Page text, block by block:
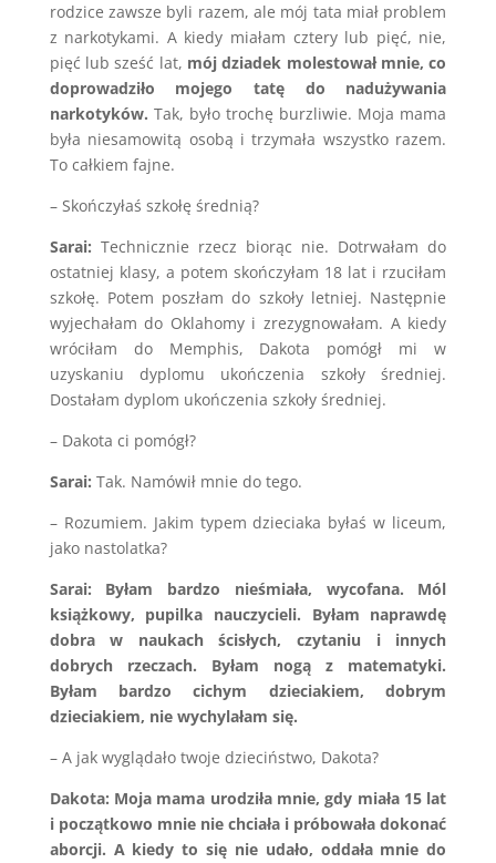
rodzice zawsze byli razem, ale mój tata miał problem
z narkotykami. A kiedy miałam cztery lub pięć, nie,
pięć lub sześć lat, mój dziadek molestował mnie, co
doprowadziło mojego tatę do nadużywania
narkotyków. Tak, było trochę burzliwie. Moja mama
była niesamowitą osobą i trzymała wszystko razem.
To całkiem fajne.
– Skończyłaś szkołę średnią?
Sarai: Technicznie rzecz biorąc nie. Dotrwałam do
ostatniej klasy, a potem skończyłam 18 lat i rzuciłam
szkołę. Potem poszłam do szkoły letniej. Następnie
wyjechałam do Oklahomy i zrezygnowałam. A kiedy
wróciłam do Memphis, Dakota pomógł mi w
uzyskaniu dyplomu ukończenia szkoły średniej.
Dostałam dyplom ukończenia szkoły średniej.
– Dakota ci pomógł?
Sarai: Tak. Namówił mnie do tego.
– Rozumiem. Jakim typem dzieciaka byłaś w liceum,
jako nastolatka?
Sarai: Byłam bardzo nieśmiała, wycofana. Mól
książkowy, pupilka nauczycieli. Byłam naprawdę
dobra w naukach ścisłych, czytaniu i innych
dobrych rzeczach. Byłam nogą z matematyki.
Byłam bardzo cichym dzieciakiem, dobrym
dzieciakiem, nie wychylałam się.
– A jak wyglądało twoje dzieciństwo, Dakota?
Dakota: Moja mama urodziła mnie, gdy miała 15 lat
i początkowo mnie nie chciała i próbowała dokonać
aborcji. A kiedy to się nie udało, oddała mnie do